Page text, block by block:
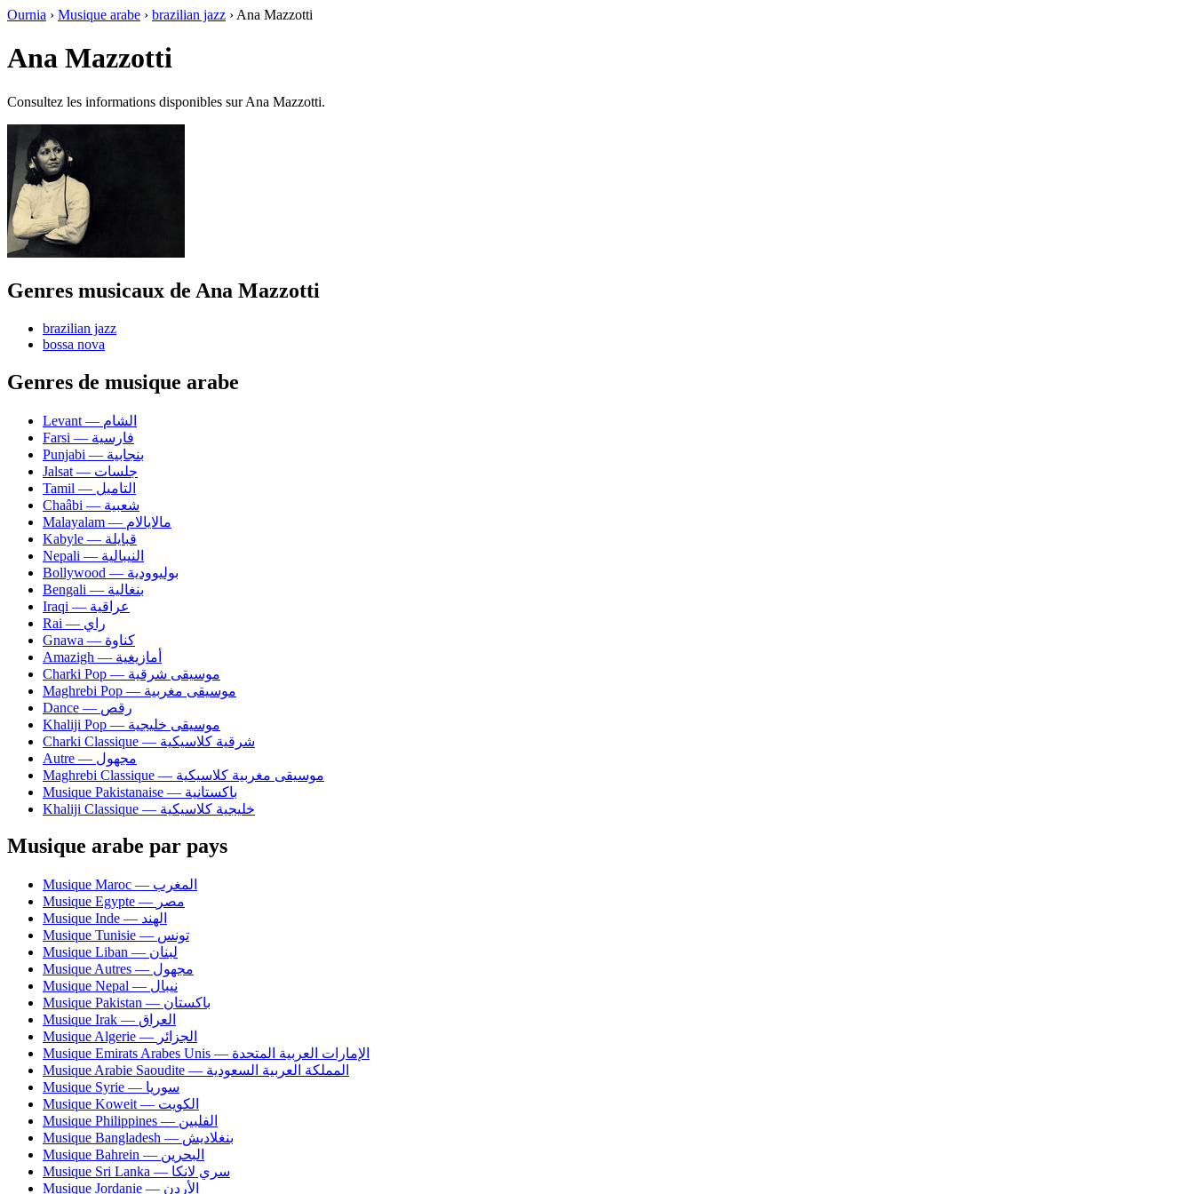
Ournia › Musique arabe › brazilian jazz › Ana Mazzotti
Ana Mazzotti
Consultez les informations disponibles sur Ana Mazzotti.
Genres musicaux de Ana Mazzotti
brazilian jazz
bossa nova
Genres de musique arabe
Levant — الشام
Farsi — فارسية
Punjabi — بنجابية
Jalsat — جلسات
Tamil — التاميل
Chaâbi — شعبية
Malayalam — مالايالام
Kabyle — قبايلة
Nepali — النيبالية
Bollywood — بوليوودية
Bengali — بنغالية
Iraqi — عراقية
Rai — راي
Gnawa — كناوة
Amazigh — أمازيغية
Charki Pop — موسيقى شرقية
Maghrebi Pop — موسيقى مغربية
Dance — رقص
Khaliji Pop — موسيقى خليجية
Charki Classique — شرقية كلاسيكية
Autre — مجهول
Maghrebi Classique — موسيقى مغربية كلاسيكية
Musique Pakistanaise — باكستانية
Khaliji Classique — خليجية كلاسيكية
Musique arabe par pays
Musique Maroc — المغرب
Musique Egypte — مصر
Musique Inde — الهند
Musique Tunisie — تونس
Musique Liban — لبنان
Musique Autres — مجهول
Musique Nepal — نيبال
Musique Pakistan — باكستان
Musique Irak — العراق
Musique Algerie — الجزائر
Musique Emirats Arabes Unis — الإمارات العربية المتحدة
Musique Arabie Saoudite — المملكة العربية السعودية
Musique Syrie — سوريا
Musique Koweit — الكويت
Musique Philippines — الفلبين
Musique Bangladesh — بنغلاديش
Musique Bahrein — البحرين
Musique Sri Lanka — سري لانكا
Musique Jordanie — الأردن